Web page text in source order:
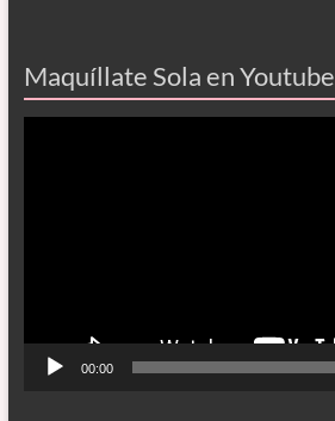
Maquíllate Sola en Youtube
00:00